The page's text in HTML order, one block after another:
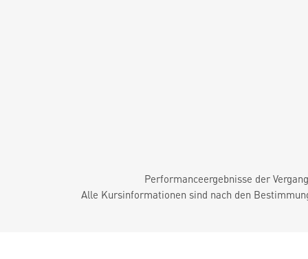
Performanceergebnisse der
Alle Kursinformationen sind nach den